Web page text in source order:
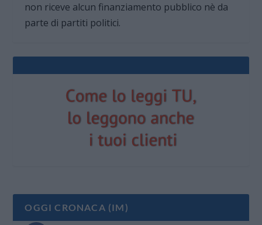
non riceve alcun finanziamento pubblico nè da
parte di partiti politici.
OGGI CRONACA (IM)